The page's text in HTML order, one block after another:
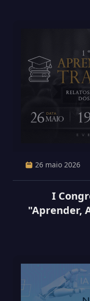
26 maio 2026
I
"Aprender,